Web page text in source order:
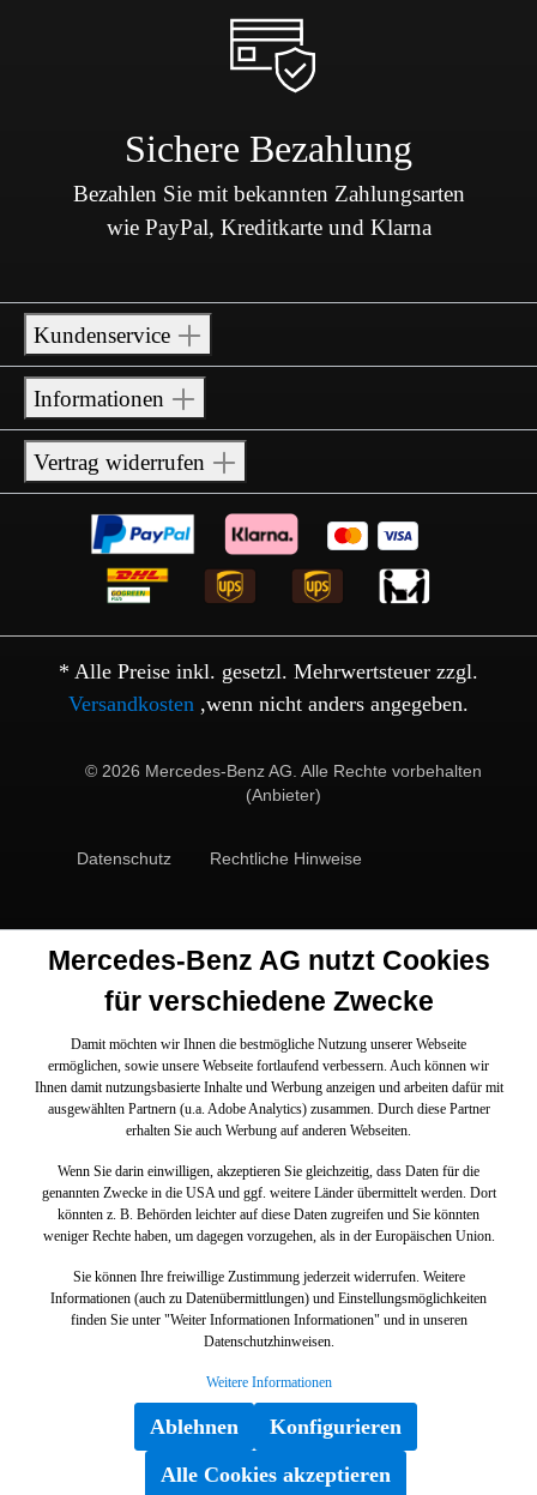
Sichere Bezahlung
Bezahlen Sie mit bekannten Zahlungsarten
wie PayPal, Kreditkarte und Klarna
Kundenservice
Informationen
Vertrag widerrufen
* Alle Preise inkl. gesetzl. Mehrwertsteuer zzgl.
Versandkosten ,wenn nicht anders angegeben.
© 2026 Mercedes-Benz AG. Alle Rechte vorbehalten
(Anbieter)
Datenschutz Rechtliche Hinweise
Mercedes-Benz AG nutzt Cookies
für verschiedene Zwecke
Damit möchten wir Ihnen die bestmögliche Nutzung unserer Webseite
ermöglichen, sowie unsere Webseite fortlaufend verbessern. Auch können wir
Ihnen damit nutzungsbasierte Inhalte und Werbung anzeigen und arbeiten dafür mit
ausgewählten Partnern (u.a. Adobe Analytics) zusammen. Durch diese Partner
erhalten Sie auch Werbung auf anderen Webseiten.
Wenn Sie darin einwilligen, akzeptieren Sie gleichzeitig, dass Daten für die
genannten Zwecke in die USA und ggf. weitere Länder übermittelt werden. Dort
könnten z. B. Behörden leichter auf diese Daten zugreifen und Sie könnten
weniger Rechte haben, um dagegen vorzugehen, als in der Europäischen Union.
Sie können Ihre freiwillige Zustimmung jederzeit widerrufen. Weitere
Informationen (auch zu Datenübermittlungen) und Einstellungsmöglichkeiten
finden Sie unter "Weiter Informationen Informationen" und in unseren
Datenschutzhinweisen.
Weitere Informationen
Ablehnen
Konfigurieren
Alle Cookies akzeptieren